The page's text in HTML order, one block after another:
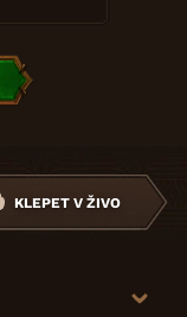
KLEPET V ŽIVO